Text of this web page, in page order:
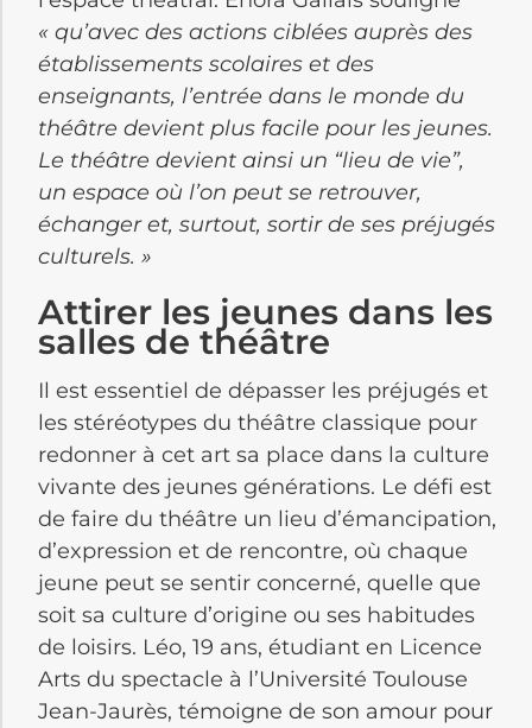
« qu’avec des actions ciblées auprès des
établissements scolaires et des
enseignants, l’entrée dans le monde du
théâtre devient plus facile pour les jeunes.
Le théâtre devient ainsi un “lieu de vie”,
un espace où l’on peut se retrouver,
échanger et, surtout, sortir de ses préjugés
culturels. »
Attirer les jeunes dans les
salles de théâtre
Il est essentiel de dépasser les préjugés et
les stéréotypes du théâtre classique pour
redonner à cet art sa place dans la culture
vivante des jeunes générations. Le défi est
de faire du théâtre un lieu d’émancipation,
d’expression et de rencontre, où chaque
jeune peut se sentir concerné, quelle que
soit sa culture d’origine ou ses habitudes
de loisirs. Léo, 19 ans, étudiant en Licence
Arts du spectacle à l’Université Toulouse
Jean-Jaurès, témoigne de son amour pour